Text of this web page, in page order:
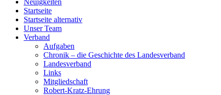
Neuigkeiten
Startseite
Startseite alternativ
Unser Team
Verband
Aufgaben
Chronik – die Geschichte des Landesverband
Landesverband
Links
Mitgliedschaft
Robert-Kratz-Ehrung